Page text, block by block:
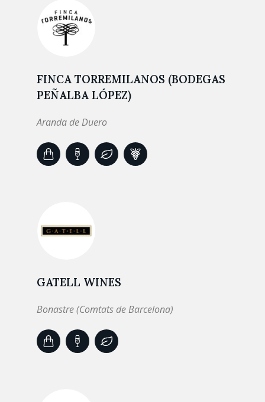
FINCA TORREMILANOS (BODEGAS
PEÑALBA LÓPEZ)
Aranda de Duero
GATELL WINES
Bonastre (Comtats de Barcelona)